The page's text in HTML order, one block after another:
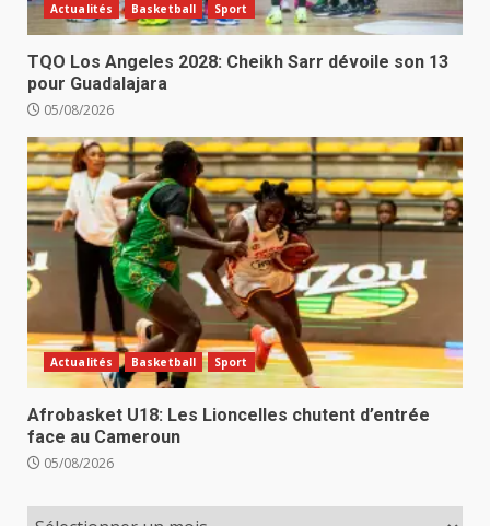
Actualités Basketball Sport
TQO Los Angeles 2028: Cheikh Sarr dévoile son 13
pour Guadalajara
05/08/2026
Actualités Basketball Sport
Afrobasket U18: Les Lioncelles chutent d’entrée
face au Cameroun
05/08/2026